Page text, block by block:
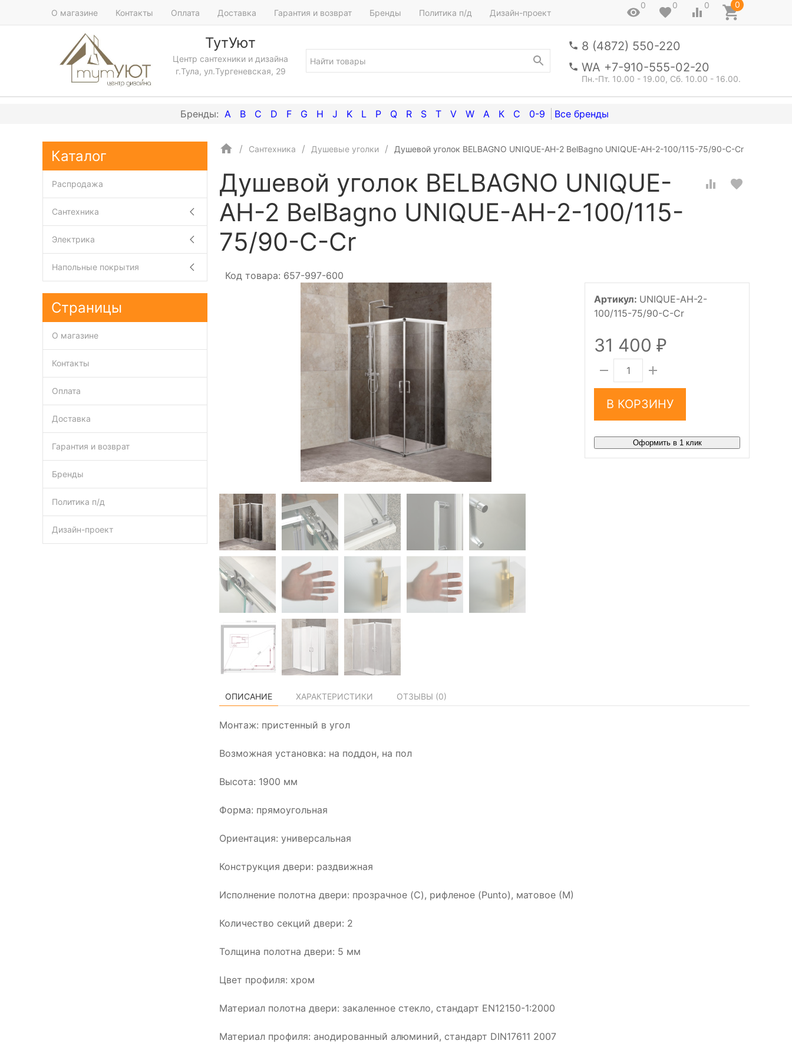
О магазине Контакты Оплата Доставка Гарантия и возврат Бренды Политика п/д Дизайн-проект
0 0 0 0
ТутУют
Центр сантехники и дизайна
г.Тула, ул.Тургеневская, 29
8 (4872) 550-220
WA +7-910-555-02-20
Пн.-Пт. 10.00 - 19.00, Сб. 10.00 - 16.00.
A B C D F G H J K L P Q R S T V W А К С 0-9
Сантехника Душевые уголки Душевой уголок BELBAGNO UNIQUE-AH-2 BelBagno UNIQUE-AH-2-100/115-75/90-C-Cr
Душевой уголок BELBAGNO UNIQUE-
AH-2 BelBagno UNIQUE-AH-2-100/115-
75/90-C-Cr
Код товара: 657-997-600
Артикул: UNIQUE-AH-2-
100/115-75/90-C-Cr
31 400 ₽
В КОРЗИНУ
Оформить в 1 клик
ОПИСАНИЕ ХАРАКТЕРИСТИКИ ОТЗЫВЫ (0)
Монтаж: пристенный в угол
Возможная установка: на поддон, на пол
Высота: 1900 мм
Форма: прямоугольная
Ориентация: универсальная
Конструкция двери: раздвижная
Исполнение полотна двери: прозрачное (C), рифленое (Punto), матовое (М)
Количество секций двери: 2
Толщина полотна двери: 5 мм
Цвет профиля: хром
Материал полотна двери: закаленное стекло, стандарт EN12150-1:2000
Материал профиля: анодированный алюминий, стандарт DIN17611 2007
Каталог
Распродажа
Сантехника
Электрика
Напольные покрытия
Страницы
О магазине
Контакты
Оплата
Доставка
Гарантия и возврат
Бренды
Политика п/д
Дизайн-проект